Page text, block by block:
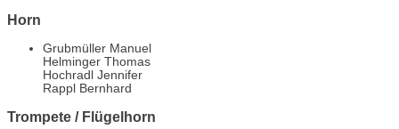
Horn
Grubmüller Manuel
Helminger Thomas
Hochradl Jennifer
Rappl Bernhard
Trompete / Flügelhorn